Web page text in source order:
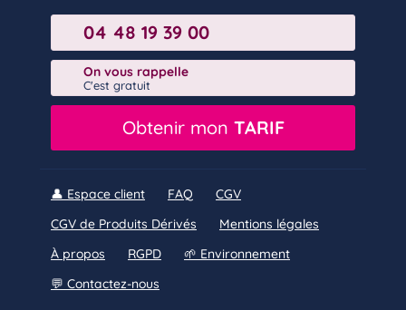
04 48 19 39 00
On vous rappelle
C'est gratuit
Obtenir mon TARIF
👤 Espace client FAQ
CGV
CGV de Produits Dérivés
Mentions légales
À propos
RGPD
🌱 Environnement
💬 Contactez-nous